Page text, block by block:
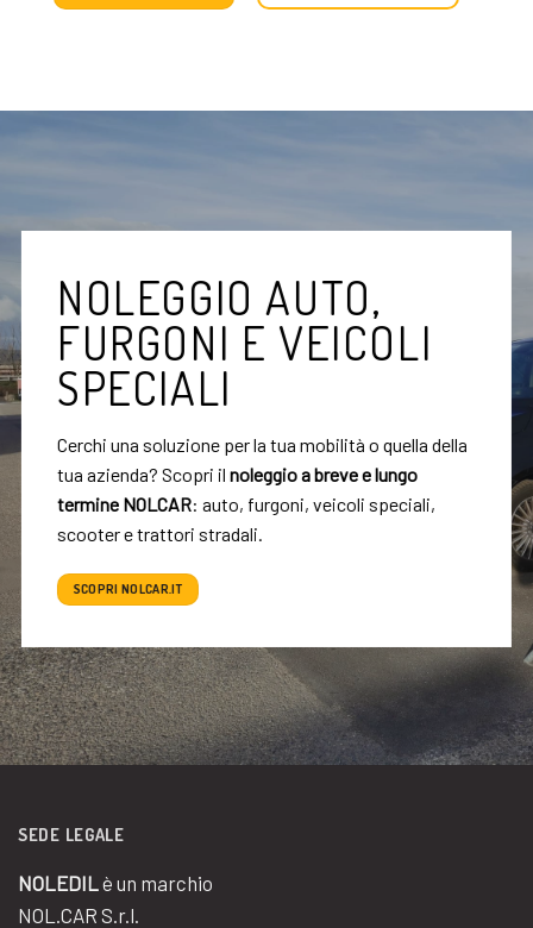
NOLEGGIO AUTO,
FURGONI E VEICOLI
SPECIALI
Cerchi una soluzione per la tua mobilità o quella della
tua azienda? Scopri il noleggio a breve e lungo
termine NOLCAR: auto, furgoni, veicoli speciali,
scooter e trattori stradali.
SCOPRI NOLCAR.IT
SEDE LEGALE
NOLEDIL è un marchio
NOL.CAR S.r.l.